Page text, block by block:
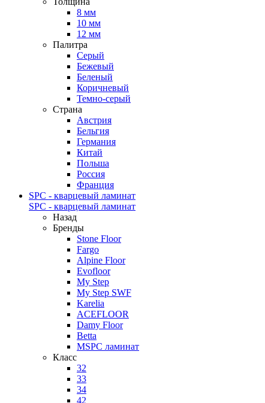
8 мм
10 мм
12 мм
Палитра
Серый
Бежевый
Беленый
Коричневый
Темно-серый
Страна
Австрия
Бельгия
Германия
Китай
Польша
Россия
Франция
SPC - кварцевый ламинат
SPC - кварцевый ламинат
Назад
Бренды
Stone Floor
Fargo
Alpine Floor
Evofloor
My Step
My Step SWF
Karelia
ACEFLOOR
Damy Floor
Betta
MSPC ламинат
Класс
32
33
34
42